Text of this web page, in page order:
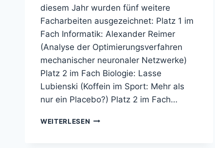
diesem Jahr wurden fünf weitere
Facharbeiten ausgezeichnet: Platz 1 im
Fach Informatik: Alexander Reimer
(Analyse der Optimierungsverfahren
mechanischer neuronaler Netzwerke)
Platz 2 im Fach Biologie: Lasse
Lubienski (Koffein im Sport: Mehr als
nur ein Placebo?) Platz 2 im Fach…
WEITERLESENAUSZEICHNUNG